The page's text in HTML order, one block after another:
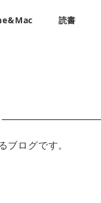
読書
ログです。